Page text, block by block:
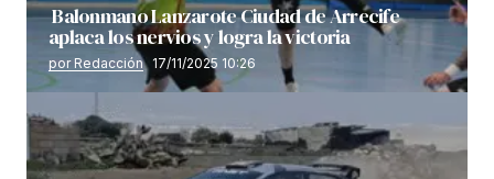
Balonmano Lanzarote Ciudad de Arrecife
aplaca los nervios y logra la victoria
por Redacción 17/11/2025 10:26